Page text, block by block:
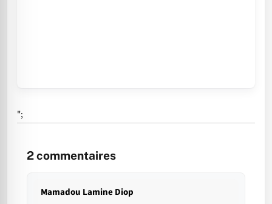
";
2commentaires
Mamadou Lamine Diop